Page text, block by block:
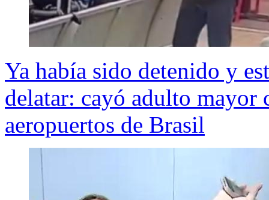
Ya había sido detenido y
delatar: cayó adulto mayor
aeropuertos de Brasil